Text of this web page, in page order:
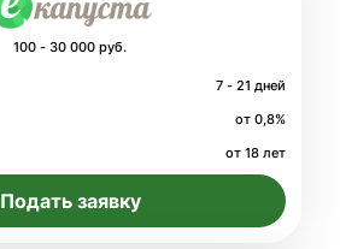
100 - 30 000 руб.
7 - 21 дней
от 0,8%
от 18 лет
Подать заявку